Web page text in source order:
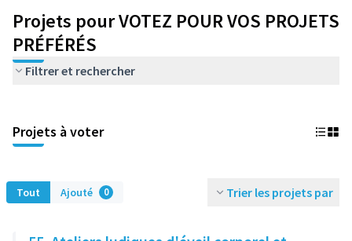
Projets pour VOTEZ POUR VOS PROJETS
PRÉFÉRÉS
Filtrer et rechercher
Projets à voter
Tout Ajouté 0 Trier les projets par